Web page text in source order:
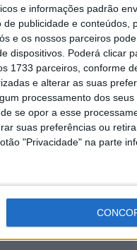
e informações padrão
publicidade e conteúdos,
e os nossos parceiros
dispositivos. Poderá clicar
1733 parceiros, conforme
e alterar as suas
processamento dos
se opor a esse
suas preferências ou
"Privacidade" na parte